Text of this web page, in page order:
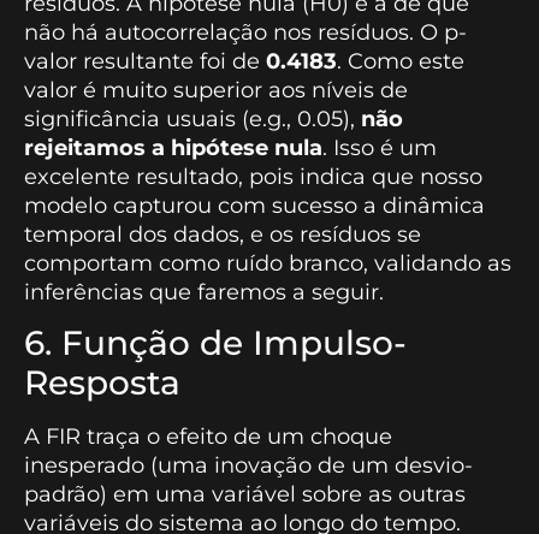
não há autocorrelação nos resíduos. O p-
valor resultante foi de 0.4183. Como este
valor é muito superior aos níveis de
significância usuais (e.g., 0.05), não
rejeitamos a hipótese nula. Isso é um
excelente resultado, pois indica que nosso
modelo capturou com sucesso a dinâmica
temporal dos dados, e os resíduos se
comportam como ruído branco, validando as
inferências que faremos a seguir.
6. Função de Impulso-
Resposta
A FIR traça o efeito de um choque
inesperado (uma inovação de um desvio-
padrão) em uma variável sobre as outras
variáveis do sistema ao longo do tempo.